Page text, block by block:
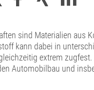
sind Materialien aus
kann dabei in
extrem
Automobilbau und